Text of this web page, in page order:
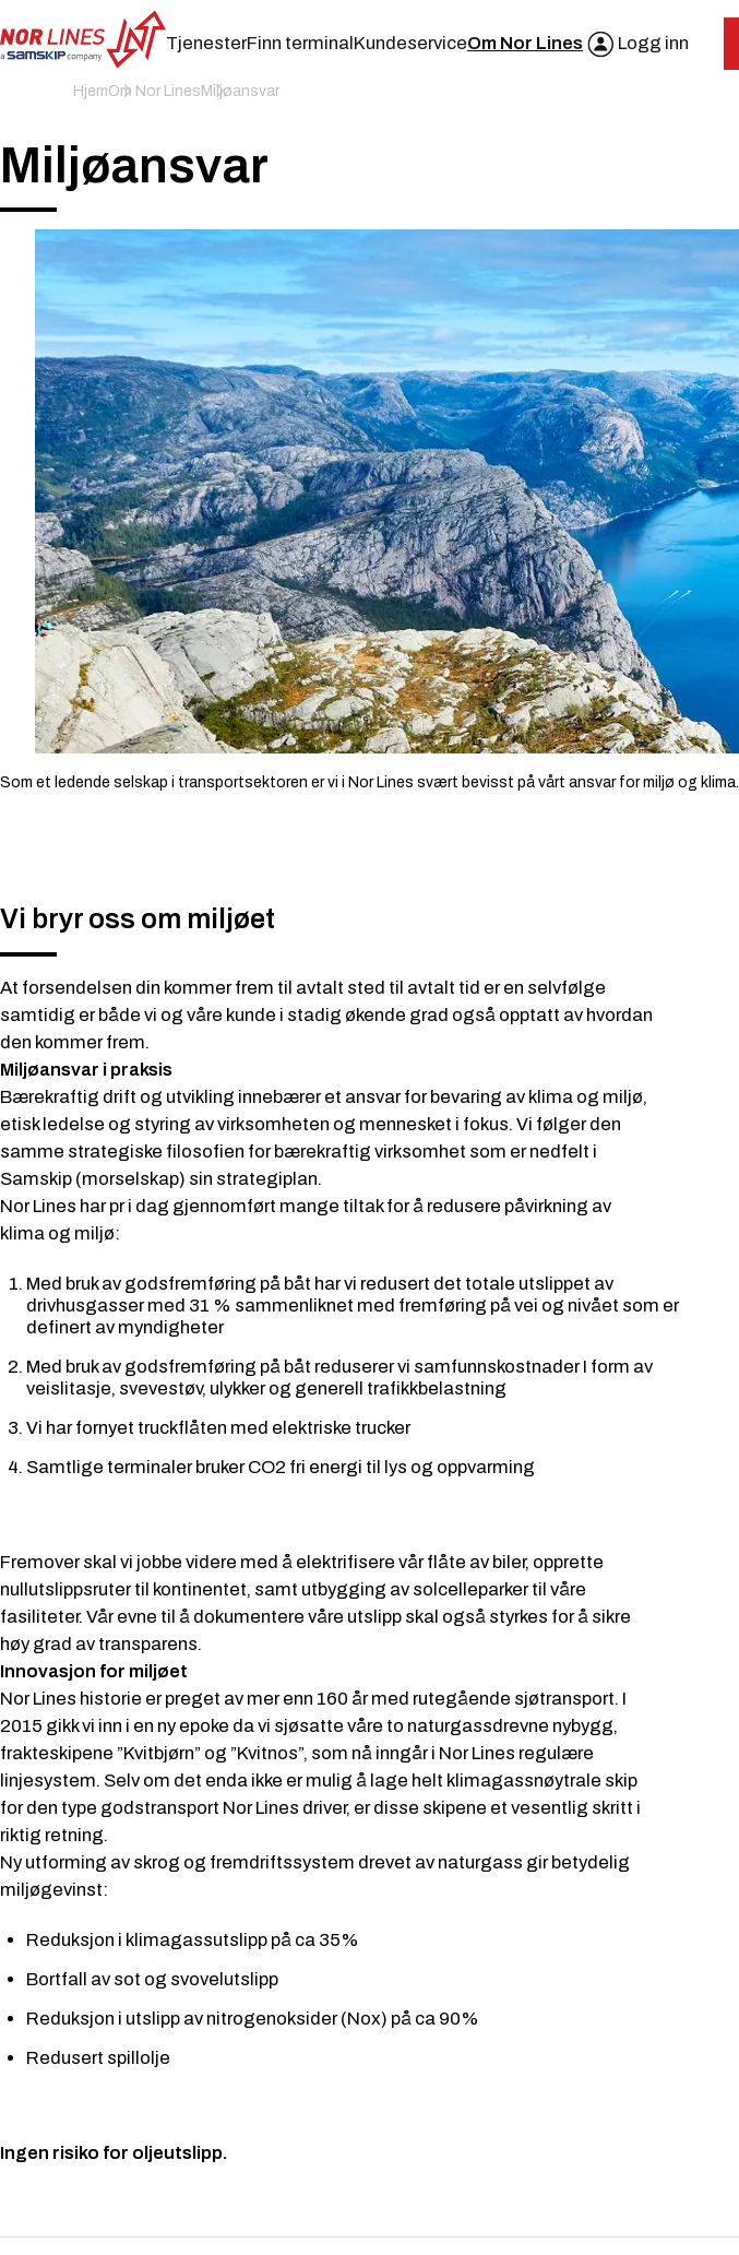
TjenesterFinn terminalKundeserviceOm Nor Lines Logg inn
HjemOm Nor Lines Miljøansvar
Miljøansvar
Som et ledende selskap i transportsektoren er vi i Nor Lines svært bevisst på vårt ansvar for miljø og klima.
Vi bryr oss om miljøet
At forsendelsen din kommer frem til avtalt sted til avtalt tid er en selvfølge
samtidig er både vi og våre kunde i stadig økende grad også opptatt av hvordan
den kommer frem.
Miljøansvar i praksis
Bærekraftig drift og utvikling innebærer et ansvar for bevaring av klima og miljø,
etisk ledelse og styring av virksomheten og mennesket i fokus. Vi følger den
samme strategiske filosofien for bærekraftig virksomhet som er nedfelt i
Samskip (morselskap) sin strategiplan.
Nor Lines har pr i dag gjennomført mange tiltak for å redusere påvirkning av
klima og miljø:
Med bruk av godsfremføring på båt har vi redusert det totale utslippet av
drivhusgasser med 31 % sammenliknet med fremføring på vei og nivået som er
definert av myndigheter
Med bruk av godsfremføring på båt reduserer vi samfunnskostnader I form av
veislitasje, svevestøv, ulykker og generell trafikkbelastning
Vi har fornyet truckflåten med elektriske trucker
Samtlige terminaler bruker CO2 fri energi til lys og oppvarming
Fremover skal vi jobbe videre med å elektrifisere vår flåte av biler, opprette
nullutslippsruter til kontinentet, samt utbygging av solcelleparker til våre
fasiliteter. Vår evne til å dokumentere våre utslipp skal også styrkes for å sikre
høy grad av transparens.
Innovasjon for miljøet
Nor Lines historie er preget av mer enn 160 år med rutegående sjøtransport. I
2015 gikk vi inn i en ny epoke da vi sjøsatte våre to naturgassdrevne nybygg,
frakteskipene ”Kvitbjørn” og ”Kvitnos”, som nå inngår i Nor Lines regulære
linjesystem. Selv om det enda ikke er mulig å lage helt klimagassnøytrale skip
for den type godstransport Nor Lines driver, er disse skipene et vesentlig skritt i
riktig retning.
Ny utforming av skrog og fremdriftssystem drevet av naturgass gir betydelig
miljøgevinst:
Reduksjon i klimagassutslipp på ca 35%
Bortfall av sot og svovelutslipp
Reduksjon i utslipp av nitrogenoksider (Nox) på ca 90%
Redusert spillolje
Ingen risiko for oljeutslipp.